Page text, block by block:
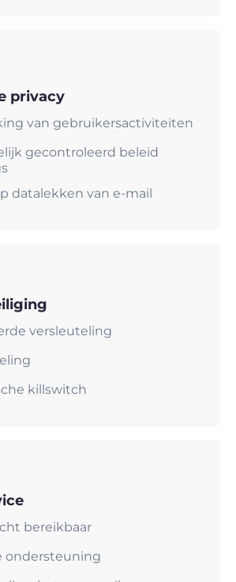
privacy
van gebruikersactiviteiten
gecontroleerd beleid
datalekken van e-mail
versleuteling
killswitch
bereikbaar
ondersteuning